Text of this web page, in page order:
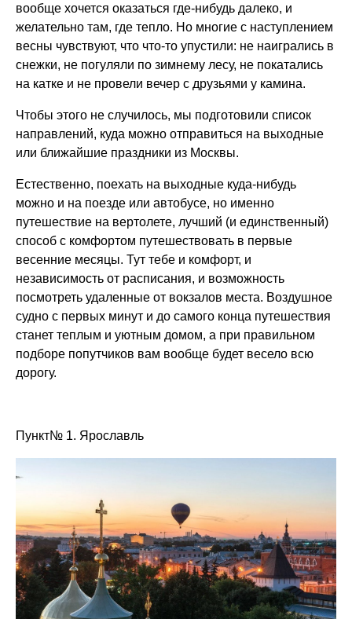
вообще хочется оказаться где-нибудь далеко, и
желательно там, где тепло. Но многие с наступлением
весны чувствуют, что что-то упустили: не наигрались в
снежки, не погуляли по зимнему лесу, не покатались
на катке и не провели вечер с друзьями у камина.
Чтобы этого не случилось, мы подготовили список
направлений, куда можно отправиться на выходные
или ближайшие праздники из Москвы.
Естественно, поехать на выходные куда-нибудь
можно и на поезде или автобусе, но именно
путешествие на вертолете, лучший (и единственный)
способ с комфортом путешествовать в первые
весенние месяцы. Тут тебе и комфорт, и
независимость от расписания, и возможность
посмотреть удаленные от вокзалов места. Воздушное
судно с первых минут и до самого конца путешествия
станет теплым и уютным домом, а при правильном
подборе попутчиков вам вообще будет весело всю
дорогу.
Пункт№ 1. Ярославль